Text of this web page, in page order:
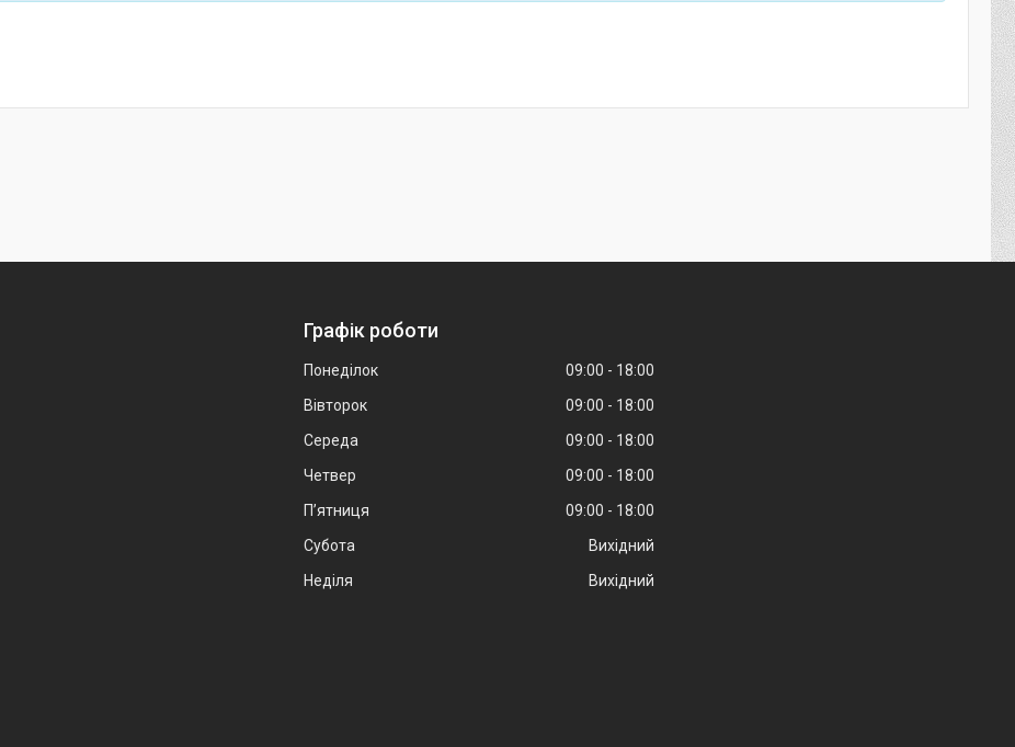
Графік роботи
Понеділок 09:00
18:00
Вівторок
09:00
18:00
Середа
09:00
18:00
Четвер
09:00
18:00
Пʼятниця
09:00
18:00
Субота
Вихідний
Неділя
Вихідний